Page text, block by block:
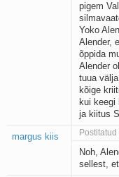
pigem
Yoko
Alender,
õppida
Alender
tuua
kõige
kui keegi
ja kiitus
margus kiis
Noh,
sellest,